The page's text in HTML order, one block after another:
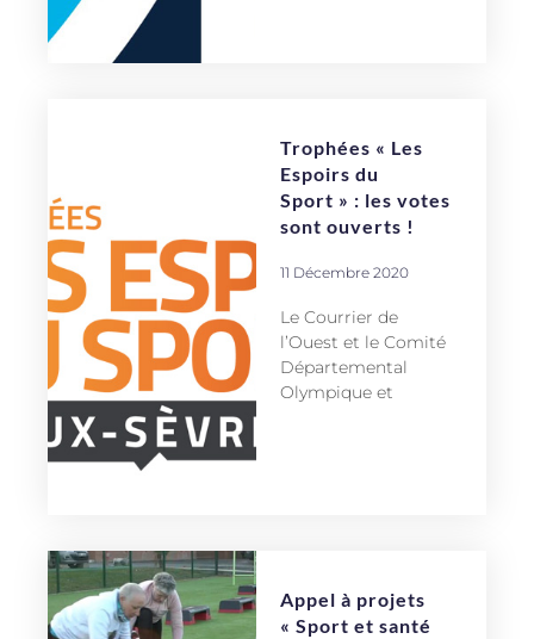
Trophées « Les
Espoirs du
Sport » : les votes
sont ouverts !
11 Décembre 2020
Le Courrier de
l’Ouest et le Comité
Départemental
Olympique et
Appel à projets
« Sport et santé